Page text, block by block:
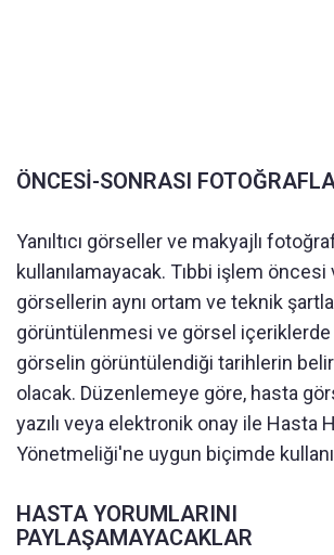
ÖNCESİ-SONRASI
Yanıltıcı görseller ve makyajlı
kullanılamayacak. Tıbbi işlem öncesi
görsellerin aynı ortam ve teknik
görüntülenmesi ve görsel
görselin görüntülendiği tarihlerin
olacak. Düzenlemeye göre, hasta
yazılı veya elektronik onay ile Hasta
Yönetmeliği'ne uygun biçimde
HASTA YORUMLARINI
PAYLAŞAMAYACAKLAR